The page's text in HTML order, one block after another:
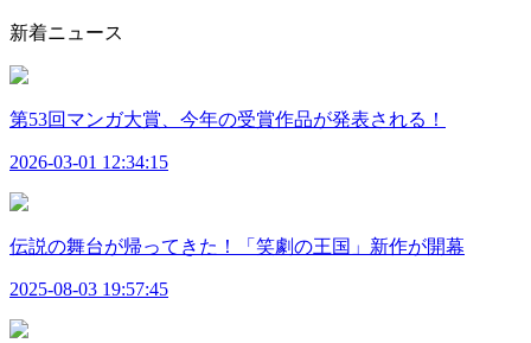
新着ニュース
第53回マンガ大賞、今年の受賞作品が発表される！
2026-03-01 12:34:15
伝説の舞台が帰ってきた！「笑劇の王国」新作が開幕
2025-08-03 19:57:45